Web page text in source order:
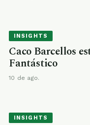
INSIGHTS
Caco Barcellos
Fantástico
10 de ago.
INSIGHTS